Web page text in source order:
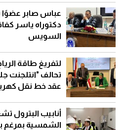
عباس صابر عضوًا
دكتوراه ياسر
السويس
لتفريغ طاقة
تحالف "انتلجنت
عقد خط نقل
أنابيب البترول
الشمسية بمرغم بقدرة 92